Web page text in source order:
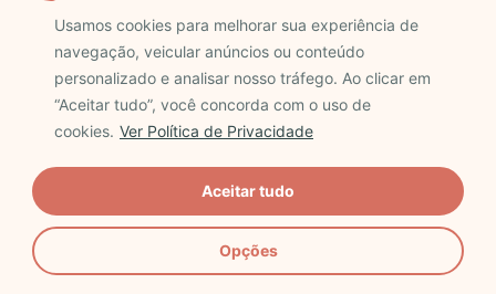
Usamos cookies para melhorar sua experiência de
navegação, veicular anúncios ou conteúdo
personalizado e analisar nosso tráfego. Ao clicar em
“Aceitar tudo”, você concorda com o uso de
cookies. Ver Política de Privacidade
Opções
Aceitar tudo
Aproveite o local para jantar em um restaurante
indiano.